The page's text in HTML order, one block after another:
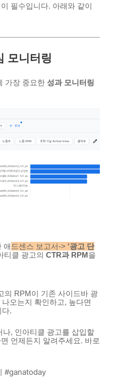
필수입니다. 아래와 같이
모니터링
가장 중요한 성과 모니터링
애 드센스 보고서-> '광고 단
티클 광고의 CTR과 RPM을
의 RPM이 기존 사이드바 광
오는지 확인하고, 높다면
다.
, 인아티클 광고를 삽입할
언제든지 알려주세요. 바로
#ganatoday